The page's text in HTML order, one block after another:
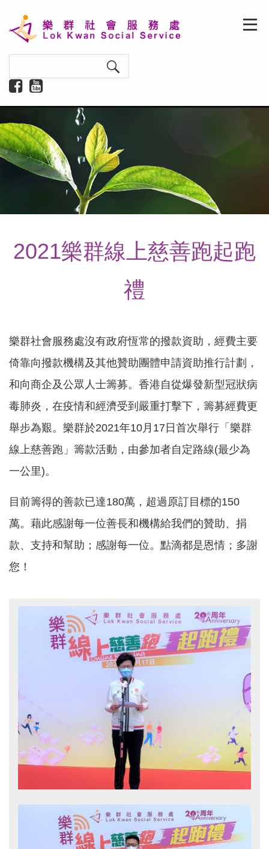
2021樂群線上慈善跑起跑
禮
樂群社會服務處沒有政府恆常的撥款資助，經費主要
倚靠向撥款機構及其他贊助團體申請資助推行計劃，
和向商企及公眾人士籌募。香港自從爆發新型冠狀病
毒肺炎，在疫情和經濟受到嚴重打擊下，籌募經費更
舉步為艱。樂群於2021年10 月 17 日首次舉行「樂群
線上慈善跑」籌款活動，由參加者自定路線(最少為
一公里)。
目前籌得的善款已達180萬，超過原訂目標的150
萬。藉此感謝每一位善長和機構給我們的贊助、捐
款、支持和幫助；感謝每一位。 點滴都是恩情；多謝
您！